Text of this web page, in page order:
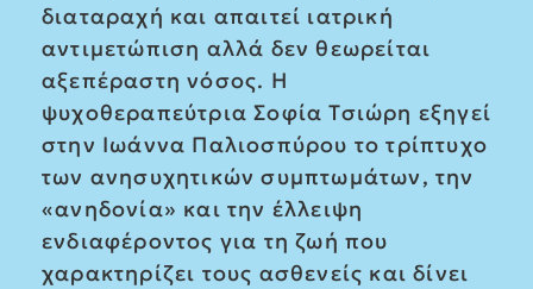
διαταραχή και απαιτεί ιατρική
αντιμετώπιση αλλά δεν θεωρείται
αξεπέραστη νόσος. Η
ψυχοθεραπεύτρια Σοφία Τσιώρη εξηγεί
στην Ιωάννα Παλιοσπύρου το τρίπτυχο
των ανησυχητικών συμπτωμάτων, την
«ανηδονία» και την έλλειψη
ενδιαφέροντος για τη ζωή που
χαρακτηρίζει τους ασθενείς και δίνει